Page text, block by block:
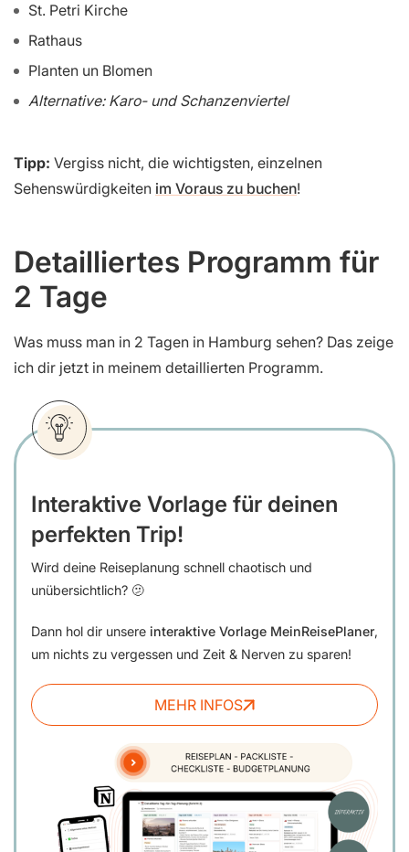
St. Petri Kirche
Rathaus
Planten un Blomen
Alternative: Karo- und Schanzenviertel
Tipp: Vergiss nicht, die wichtigsten, einzelnen
Sehenswürdigkeiten im Voraus zu buchen!
Detailliertes Programm für
2 Tage
Was muss man in 2 Tagen in Hamburg sehen? Das zeige
ich dir jetzt in meinem detaillierten Programm.
Interaktive Vorlage für deinen
perfekten Trip!
Wird deine Reiseplanung schnell chaotisch und
unübersichtlich? 🫤
Dann hol dir unsere interaktive Vorlage MeinReisePlaner,
um nichts zu vergessen und Zeit & Nerven zu sparen!
MEHR INFOS